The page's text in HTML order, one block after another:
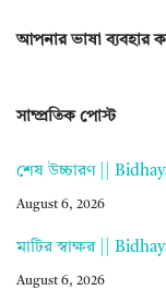
আপনার ভাষা ব্যবহার
সাম্প্রতিক পোস্ট
শেষ উচ্চারণ ||
August 6, 2026
মাটির স্বাক্ষর ||
August 6, 2026